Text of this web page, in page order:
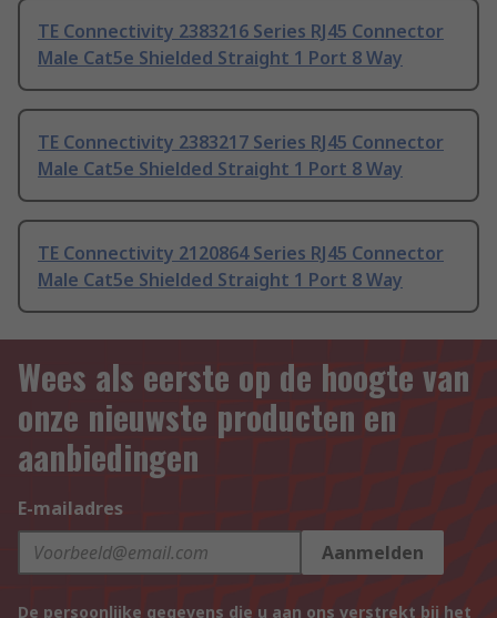
TE Connectivity 2383216 Series RJ45 Connector
Male Cat5e Shielded Straight 1 Port 8 Way
TE Connectivity 2383217 Series RJ45 Connector
Male Cat5e Shielded Straight 1 Port 8 Way
TE Connectivity 2120864 Series RJ45 Connector
Male Cat5e Shielded Straight 1 Port 8 Way
Wees als eerste op de hoogte van
onze nieuwste producten en
aanbiedingen
E-mailadres
Aanmelden
De persoonlijke gegevens die u aan ons verstrekt bij het